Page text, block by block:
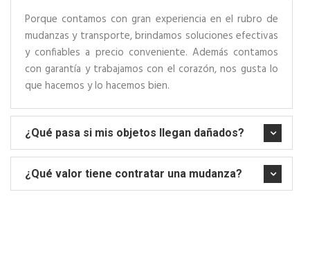
Porque contamos con gran experiencia en el rubro de
mudanzas y transporte, brindamos soluciones efectivas
y confiables a precio conveniente. Además contamos
con garantía y trabajamos con el corazón, nos gusta lo
que hacemos y lo hacemos bien.
¿Qué pasa si mis objetos llegan dañados?
¿Qué valor tiene contratar una mudanza?